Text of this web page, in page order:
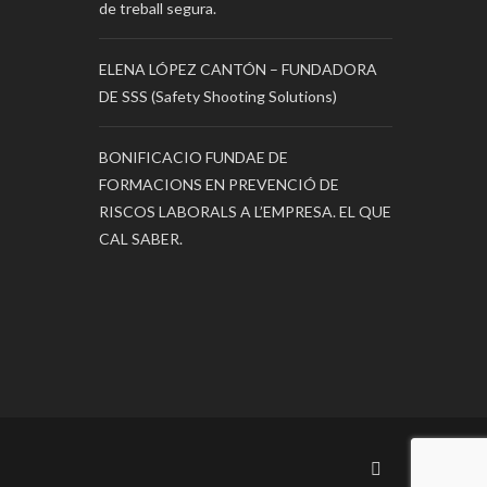
de treball segura.
ELENA LÓPEZ CANTÓN – FUNDADORA
DE SSS (Safety Shooting Solutions)
BONIFICACIO FUNDAE DE
FORMACIONS EN PREVENCIÓ DE
RISCOS LABORALS A L’EMPRESA. EL QUE
CAL SABER.